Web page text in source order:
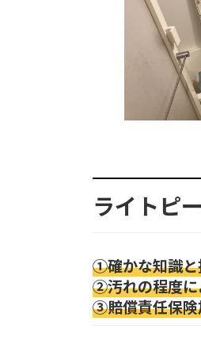
ライトピ
①確かな知識と
②汚れの程度に
③賠償責任保険